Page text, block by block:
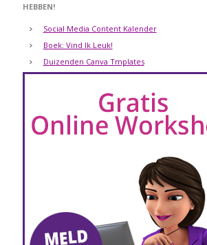
HEBBEN!
Social Media Content Kalender
Boek: Vind Ik Leuk!
Duizenden Canva Tmplates